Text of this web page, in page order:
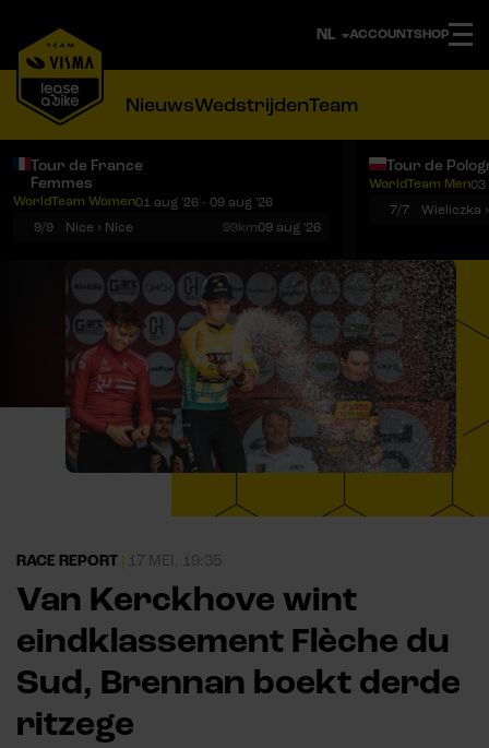
ACCOUNTSHOP
NieuwsWedstrijdenTeam
Tour de France
Femmes
WorldTeam Women01 aug '26 - 09 aug '26
9/9
Nice › Nice 99km09 aug '26
Tour de
WorldTeam Men03
7/7
Wieliczka
RACE REPORT 17 MEI, 19:35
Van Kerckhove wint
eindklassement Flèche du
Sud, Brennan boekt derde
ritzege